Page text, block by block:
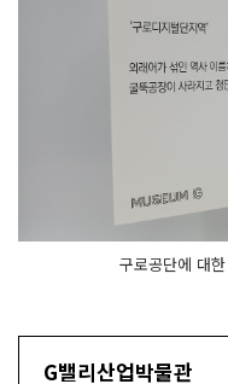
구로공단에 대
G밸리산업박물관